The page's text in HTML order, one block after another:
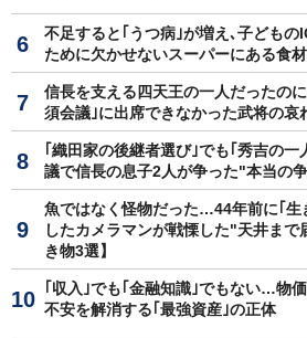
不足すると｢うつ病｣が増え､子ども
ために欠かせないスーパーにある食
信長を支える四天王の一人だったの
須会議｣に出席できなかった武将の哀
｢織田家の後継者選び｣でも｢秀吉の
議で信長の息子2人が争った"本当の
魚ではなく怪物だった…44年前に｢生
したカメラマンが戦慄した"天井ま
き物3選】
｢収入｣でも｢金融知識｣でもない…物
不安を解消する｢最強資産｣の正体